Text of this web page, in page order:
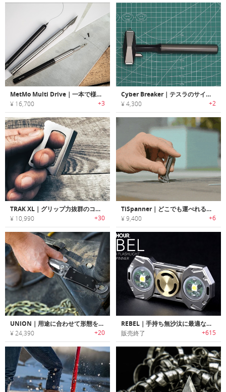
MetMo Multi Drive｜一本で様々な作業の効率が向上するマルチツール
¥ 16,700 +3
Cyber Breaker｜テスラのサイバートラックにインスパイアされたウィンドウクラッシャー
¥ 4,300 +2
TRAK XL｜グリップ力抜群のコンパクトEDCユーティリティーナイフツール「トラックXL」
¥ 10,990 +30
TiSpanner｜どこでも運べれるチタン製マルチツール
¥ 9,400 +6
UNION｜用途に合わせて形態を変更可能なスマートマルチツール「ユニオン」
¥ 24,390 +20
REBEL｜手持ち無沙汰に最適なハンドスピナー搭載フラッシュライト「レベル」
販売終了 +615